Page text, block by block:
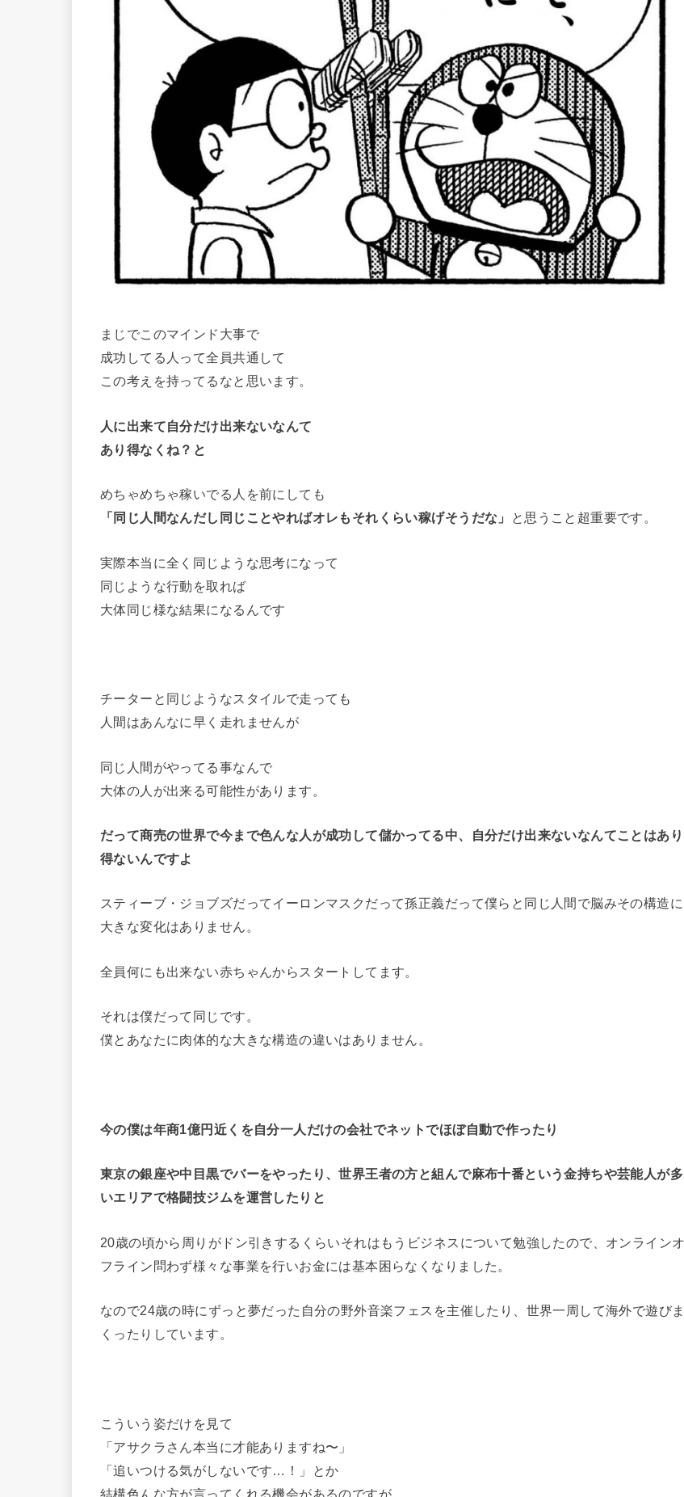
まじでこのマインド大事で
成功してる人って全員共通して
この考えを持ってるなと思います。
人に出来て自分だけ出来ないなんて
あり得なくね？と
めちゃめちゃ稼いでる人を前にしても
「同じ人間なんだし同じことやればオレもそれくらい稼げそうだな」
と思うこと超重要です。
実際本当に全く同じような思考になって
同じような行動を取れば
大体同じ様な結果になるんです
チーターと同じようなスタイルで走っても
人間はあんなに早く走れませんが
同じ人間がやってる事なんで
大体の人が出来る可能性があります。
だって商売の世界で今まで色んな人が成功して儲かってる中、自分だけ出来ないなんてことはあり
得ないんですよ
スティーブ・ジョブズだってイーロンマスクだって孫正義だって僕らと同じ人間で脳みその構造に
大きな変化はありません。
全員何にも出来ない赤ちゃんからスタートしてます。
それは僕だって同じです。
僕とあなたに肉体的な大きな構造の違いはありません。
今の僕は年商1億円近くを自分一人だけの会社でネットでほぼ自動で作ったり
東京の銀座や中目黒でバーをやったり、世界王者の方と組んで麻布十番という金持ちや芸能人が多
いエリアで格闘技ジムを運営したりと
20歳の頃から周りがドン引きするくらいそれはもうビジネスについて勉強したので、オンラインオ
フライン問わず様々な事業を行いお金には基本困らなくなりました。
なので24歳の時にずっと夢だった自分の野外音楽フェスを主催したり、世界一周して海外で遊びま
くったりしています。
こういう姿だけを見て
「アサクラさん本当に才能ありますね〜」
「追いつける気がしないです…！」とか
結構色んな方が言ってくれる機会があるのですが